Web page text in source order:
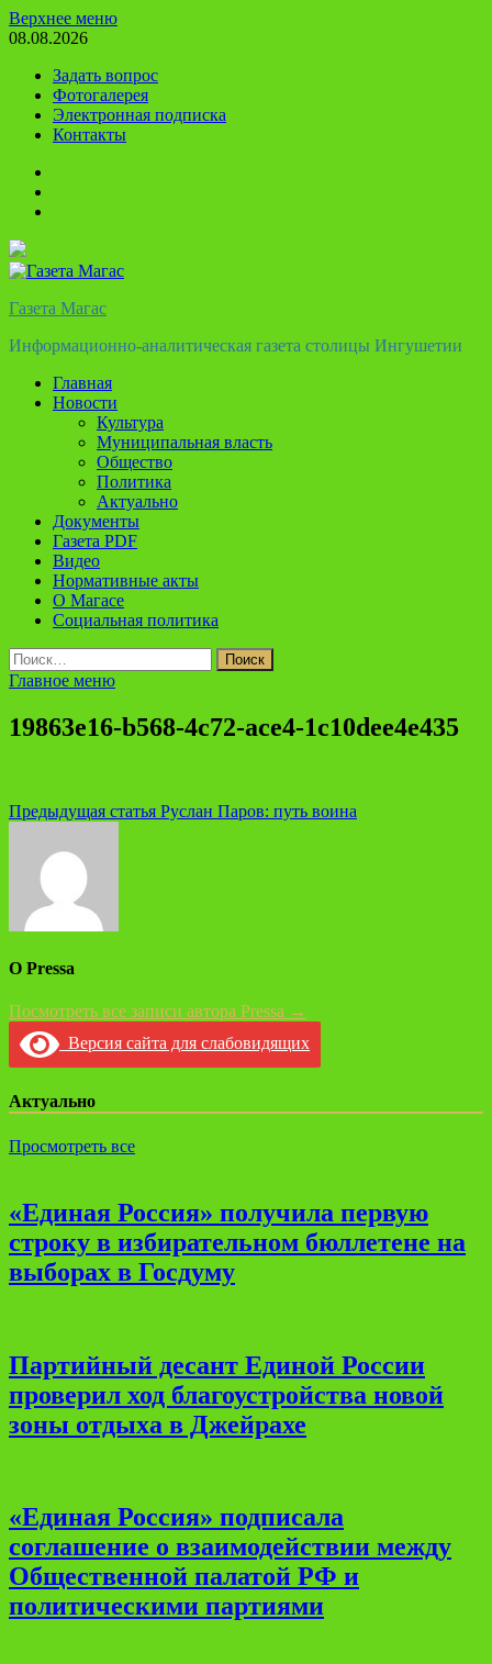
Перейти
к
Верхнее меню
08.08.2026
Задать вопрос
Фотогалерея
Электронная подписка
Контакты
Газета Магас
Информационно-аналитическая газета столицы Ингушетии
Главная
Новости
Культура
Муниципальная власть
Общество
Политика
Актуально
Документы
Газета PDF
Видео
Нормативные акты
О Магасе
Социальная политика
Найти:
Главное меню
19863e16-b568-4c72-ace4-1c10dee4e435
Навигация
записям
Предыдущая статья Руслан Паров: путь воина
О Pressa
Посмотреть все записи автора Pressa →
Версия сайта для слабовидящих
Актуально
Просмотреть все
«Единая Россия» получила первую
строку в избирательном бюллетене на
выборах в Госдуму
Партийный десант Единой России
проверил ход благоустройства новой
зоны отдыха в Джейрахе
«Единая Россия» подписала
соглашение о взаимодействии между
Общественной палатой РФ и
политическими партиями